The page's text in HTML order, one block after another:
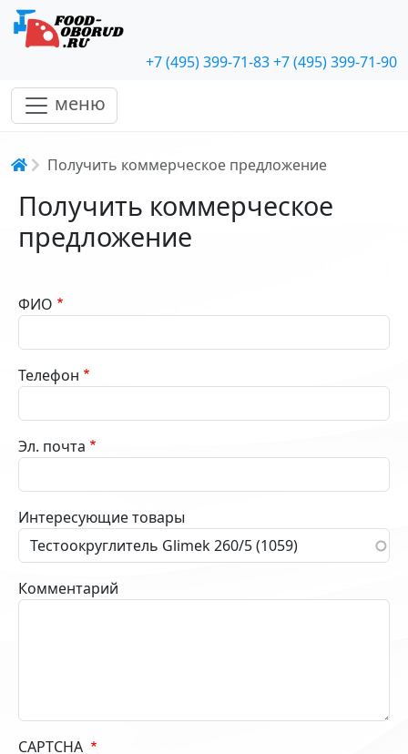
+7 (495) 399-71-83+7 (495) 399-71-90
меню
Строка навигации
Получить коммерческое предложение
Получить коммерческое
предложение
ФИО
Телефон
Эл. почта
Интересующие товары
Комментарий
CAPTCHA